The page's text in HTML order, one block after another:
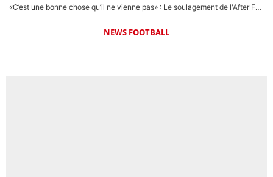
«C’est une bonne chose qu’il ne vienne pas» : Le soulagement de l'After Foot après le transfert avorté de Yan Diomandé au PSG
NEWS FOOTBALL